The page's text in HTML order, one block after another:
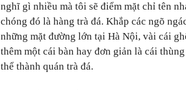
nghĩ gì nhiều mà tôi sẽ điểm mặt chỉ tên
chóng đó là hàng trà đá. Khắp các ngõ
những mặt đường lớn tại Hà Nội, vài cái
thêm một cái bàn hay đơn giản là cái
thể thành quán trà đá.